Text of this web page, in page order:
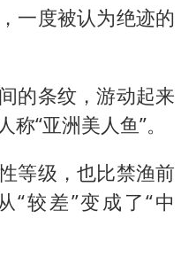
一度被认为绝迹的
的条纹，游动起来
“亚洲美人鱼”。
等级，也比禁渔前
“较差”变成了“中